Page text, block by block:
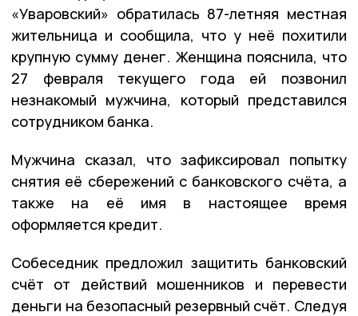
«Уваровский» обратилась 87-летняя местная
жительница и сообщила, что у неё похитили
крупную сумму денег. Женщина пояснила, что
27 февраля текущего года ей позвонил
незнакомый мужчина, который представился
сотрудником банка.
Мужчина сказал, что зафиксировал попытку
снятия её сбережений с банковского счёта, а
также на её имя в настоящее время
оформляется кредит.
Собеседник предложил защитить банковский
счёт от действий мошенников и перевести
деньги на безопасный резервный счёт. Следуя